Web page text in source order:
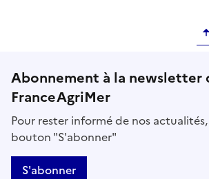
Abonnement à la newsletter
FranceAgriMer
Pour rester informé de nos
bouton "S'abonner"
S'abonner